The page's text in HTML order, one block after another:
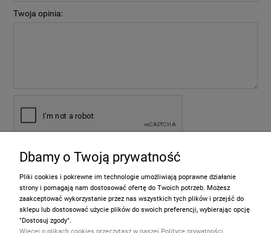
Twoja opinia:
Informacje
Dbamy o Twoją prywatność
Pliki cookies i pokrewne im technologie umożliwiają poprawne działanie
strony i pomagają nam dostosować ofertę do Twoich potrzeb. Możesz
zaakceptować wykorzystanie przez nas wszystkich tych plików i przejść do
sklepu lub dostosować użycie plików do swoich preferencji, wybierając opcję
"Dostosuj zgody".